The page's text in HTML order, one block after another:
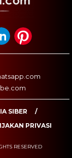
SIBER
PRIVASI
RESERVED